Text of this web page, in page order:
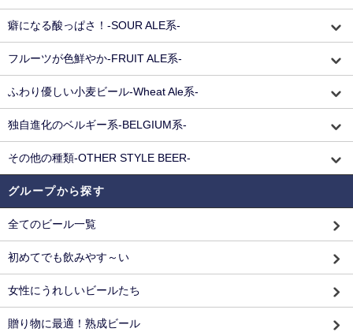
癖になる酸っぱさ！-SOUR ALE系-
フルーツが色鮮やか-FRUIT ALE系-
ふわり優しい小麦ビール-Wheat Ale系-
独自進化のベルギー系-BELGIUM系-
その他の種類-OTHER STYLE BEER-
グループから探す
全てのビール一覧
初めてでも飲みやす～い
女性にうれしいビールたち
贈り物に最適！熟成ビール